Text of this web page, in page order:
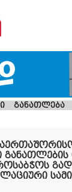
განათლება